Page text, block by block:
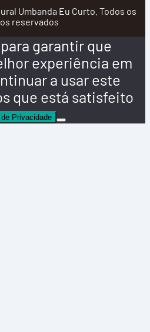
Umbanda Eu Curto. Todos os
reservados
garantir que
experiência em
a usar este
que está satisfeito
Privacidade